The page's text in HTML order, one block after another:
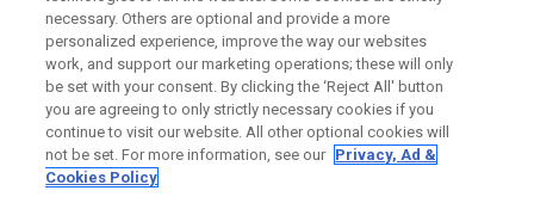
RECHTLICHES-
necessary. Others are optional and provide a more
personalized experience, improve the way our websites
work, and support our marketing operations; these will only
be set with your consent. By clicking the ‘Reject All' button
you are agreeing to only strictly necessary cookies if you
continue to visit our website. All other optional cookies will
not be set. For more information, see our Privacy, Ad &
Cookies Policy